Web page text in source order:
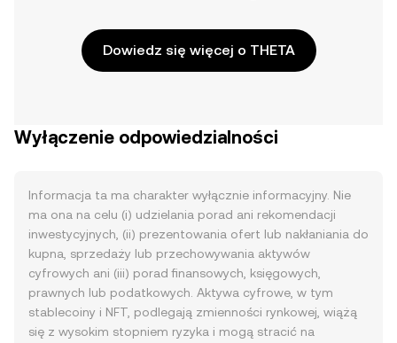
Dowiedz się więcej o THETA
Wyłączenie odpowiedzialności
Informacja ta ma charakter wyłącznie informacyjny. Nie
ma ona na celu (i) udzielania porad ani rekomendacji
inwestycyjnych, (ii) prezentowania ofert lub nakłaniania do
kupna, sprzedaży lub przechowywania aktywów
cyfrowych ani (iii) porad finansowych, księgowych,
prawnych lub podatkowych. Aktywa cyfrowe, w tym
stablecoiny i NFT, podlegają zmienności rynkowej, wiążą
się z wysokim stopniem ryzyka i mogą stracić na